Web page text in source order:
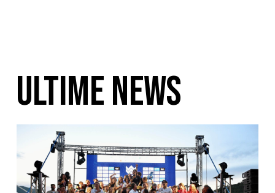
ULTIME NEWS